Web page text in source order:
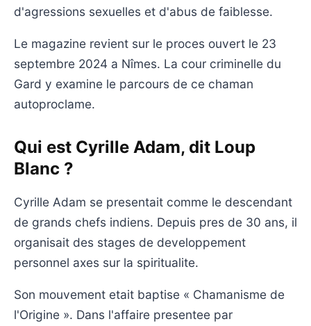
d'agressions sexuelles et d'abus de faiblesse.
Le magazine revient sur le proces ouvert le 23
septembre 2024 a Nîmes. La cour criminelle du
Gard y examine le parcours de ce chaman
autoproclame.
Qui est Cyrille Adam, dit Loup
Blanc ?
Cyrille Adam se presentait comme le descendant
de grands chefs indiens. Depuis pres de 30 ans, il
organisait des stages de developpement
personnel axes sur la spiritualite.
Son mouvement etait baptise « Chamanisme de
l'Origine ». Dans l'affaire presentee par